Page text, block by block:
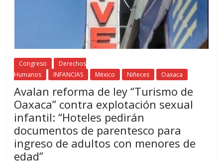
Congreso
Derechos
Humanos
INFANCIAS México Niñeces Oaxaca
Avalan reforma de ley “Turismo de
Oaxaca” contra explotación sexual
infantil: “Hoteles pedirán
documentos de parentesco para
ingreso de adultos con menores de
edad”